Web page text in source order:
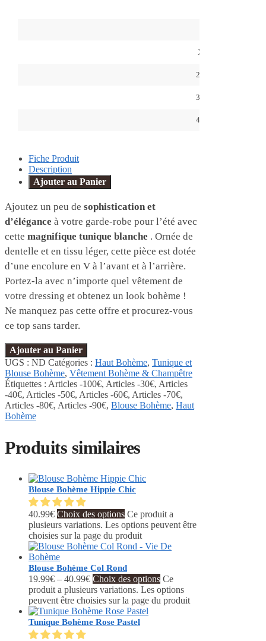
XL
2XL
3XL
4XL
Fiche Produit
Description
Ajouter au Panier
Ajoutez un peu de sophistication et
d’élégance à votre garde-robe pour l’été avec
cette magnifique tunique blanche . Ornée de
dentelle et en tissu léger, cette pièce est dotée
d’une encolure en V à l’avant et à l’arrière.
Portez-la avec n’importe quel vêtement de
votre dressing et obtenez un look bohème !
Ne manquez pas cette offre et procurez-vous
ce top sans tarder.
Ajouter au Panier
UGS : ND Catégories : Haut Bohème, Tunique et
Blouse Bohème, Vêtement Bohème & Champêtre
Étiquettes : Articles -100€, Articles -30€, Articles
-40€, Articles -50€, Articles -60€, Articles -70€,
Articles -80€, Articles -90€, Blouse Bohème, Haut
Bohème
Produits similaires
Blouse Bohème Hippie Chic
40.99€ Choix des options Ce produit a
plusieurs variations. Les options peuvent être
choisies sur la page du produit
Blouse Bohème Col Rond
19.99€ – 40.99€ Choix des options Ce
produit a plusieurs variations. Les options
peuvent être choisies sur la page du produit
Tunique Bohème Rose Pastel